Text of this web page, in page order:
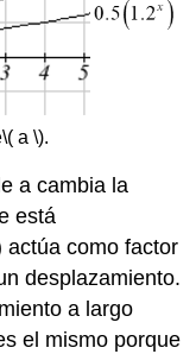
\( a \).
a cambia la
está
actúa como factor
desplazamiento.
a largo
el mismo porque